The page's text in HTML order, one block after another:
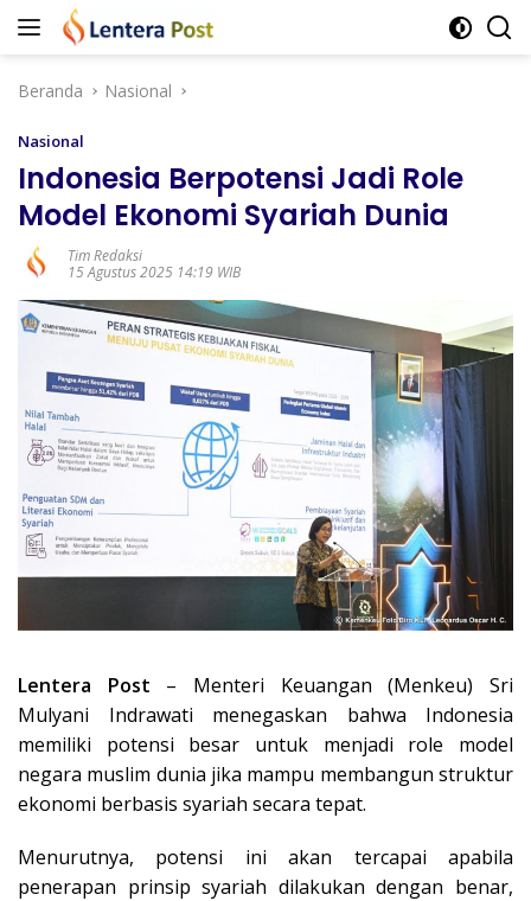
Langsung
Beranda
Nasional
Nasional
Indonesia Berpotensi Jadi Role
Model Ekonomi Syariah Dunia
Tim Redaksi
15 Agustus 2025 14:19 WIB
Lentera Post – Menteri Keuangan (Menkeu) Sri
Mulyani Indrawati menegaskan bahwa Indonesia
memiliki potensi besar untuk menjadi role model
negara muslim dunia jika mampu membangun struktur
ekonomi berbasis syariah secara tepat.
Menurutnya, potensi ini akan tercapai apabila
penerapan prinsip syariah dilakukan dengan benar,